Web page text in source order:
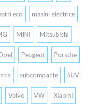
eco masini electrice
MINI Mitsubishi
Peugeot Porsche
subcompacte SUV
Volvo VW Xiaomi